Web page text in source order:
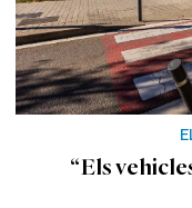
“Els